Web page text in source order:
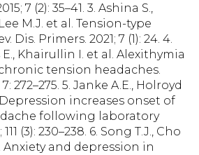
7 (2): 35–41. 3. Ashina S.,
M.J. et al. Tension-type
Dis. Primers. 2021; 7 (1): 24. 4.
E., Khairullin I. et al. Alexithymia
tension headaches.
272–275. 5. Janke A.E., Holroyd
Depression increases onset of
following laboratory
(3): 230–238. 6. Song T.J., Cho
Anxiety and depression in